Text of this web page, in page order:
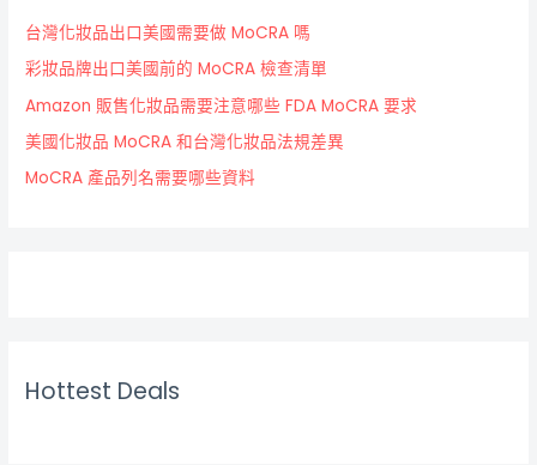
台灣化妝品出口美國需要做 MoCRA 嗎
彩妝品牌出口美國前的 MoCRA 檢查清單
Amazon 販售化妝品需要注意哪些 FDA MoCRA 要求
美國化妝品 MoCRA 和台灣化妝品法規差異
MoCRA 產品列名需要哪些資料
Hottest Deals